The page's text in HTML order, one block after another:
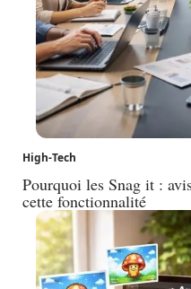
High-Tech
Pourquoi les Snag it :
cette fonctionnalité